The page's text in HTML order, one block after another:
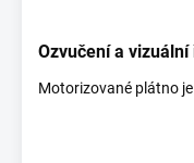
Ozvučení a
Motorizované plátno